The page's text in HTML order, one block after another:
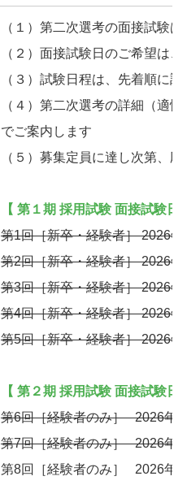
（１）第二次選考の面接試験
（２）面接試験日のご希望は
（３）試験日程は、先着順に
（４）第二次選考の詳細（適
でご案内します
（５）募集定員に達し次第、
【 第１期 採用試験 面接試験日
第1回［新卒・経験者］ 2026
第2回［新卒・経験者］ 2026
第3回［新卒・経験者］ 2026
第4回［新卒・経験者］ 2026
第5回［新卒・経験者］ 2026
【 第２期 採用試験 面接試験日
第6回［経験者のみ］ 2026年
第7回［経験者のみ］ 2026年
第8回［経験者のみ］ 2026年8